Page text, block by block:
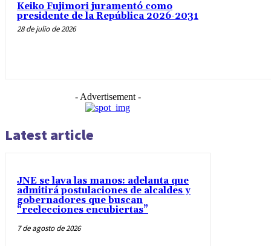
Keiko Fujimori juramentó como
presidente de la República 2026-2031
28 de julio de 2026
- Advertisement -
Latest article
JNE se lava las manos: adelanta que
admitirá postulaciones de alcaldes y
gobernadores que buscan
“reelecciones encubiertas”
7 de agosto de 2026